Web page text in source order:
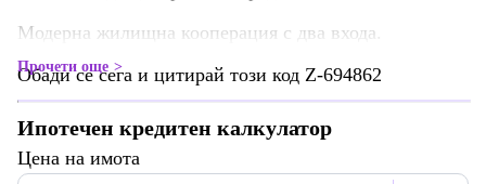
Модерна жилищна кооперация с два входа.
Обади се сега и цитирай този код Z-694862
Прочети още
Ипотечен кредитен калкулатор
Цена на имота